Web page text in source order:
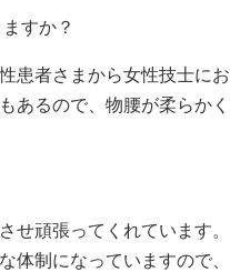
すか？
患者さまから女性技士にお
あるので、物腰が柔らかく
頑張ってくれています。
制になっていますので、